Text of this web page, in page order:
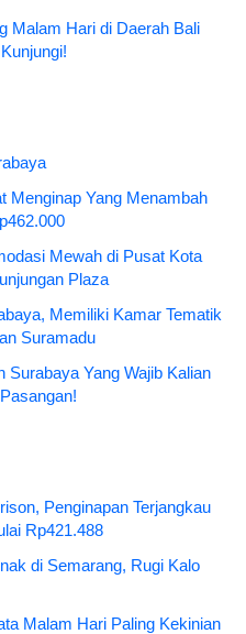
Malam Hari di Daerah Bali
Menginap Yang Menambah
Mewah di Pusat Kota
Plaza
Memiliki Kamar Tematik
Suramadu
Surabaya Yang Wajib Kalian
Penginapan Terjangkau
Rp421.488
di Semarang, Rugi Kalo
Malam Hari Paling Kekinian